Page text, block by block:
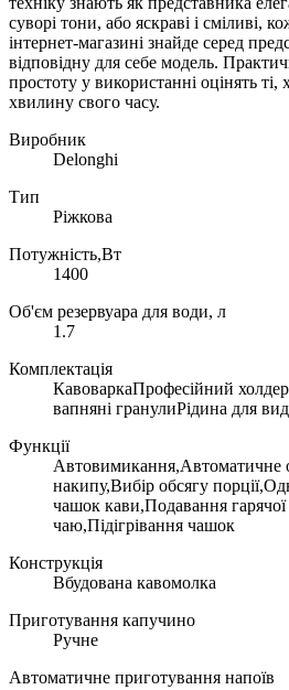
суворі тони, або яскраві і сміливі,
інтернет-магазині знайде серед
відповідну для себе модель.
простоту у використанні оцінять
хвилину свого часу.
Виробник
Delonghi
Тип
Ріжкова
Потужність,Вт
1400
Об'єм резервуара для води, л
1.7
Комплектація
КавоваркаПрофесійний
вапняні гранулиРідина для
Функції
Автовимикання,Автоматичне
накипу,Вибір обсягу
чашок кави,Подавання
чаю,Підігрівання чашок
Конструкція
Вбудована кавомолка
Приготування капучино
Ручне
Автоматичне приготування напоїв